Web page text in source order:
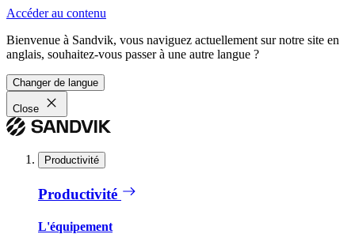
Accéder au contenu
Bienvenue à Sandvik, vous naviguez actuellement sur notre site en
anglais, souhaitez-vous passer à une autre langue ?
Changer de langue
Close
Productivité
Productivité
L'équipement